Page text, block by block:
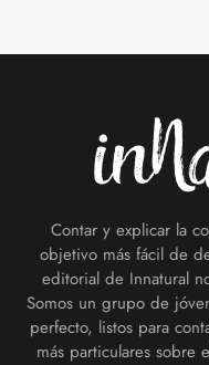
Contar y explicar la
objetivo más fácil de
editorial de Innatural
Somos un grupo de
perfecto, listos para
más particulares sobre